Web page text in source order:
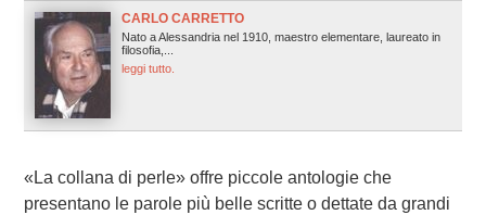
CARLO CARRETTO
Nato a Alessandria nel 1910, maestro elementare, laureato in
filosofia,...
leggi tutto.
«La collana di perle» offre piccole antologie che
presentano le parole più belle scritte o dettate da grandi